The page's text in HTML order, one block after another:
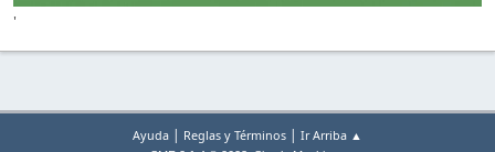
'
Ayuda | Reglas y Términos | Ir Arriba ▲